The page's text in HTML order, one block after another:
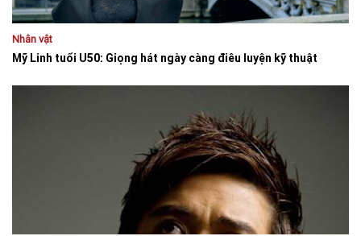
Nhân vật
Mỹ Linh tuổi U50: Giọng hát ngày càng điêu luyện kỹ thuật